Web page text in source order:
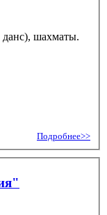
данс), шахматы.
Подробнее>>